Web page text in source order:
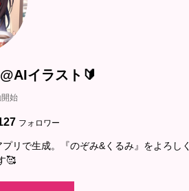
イラスト🔰
始
フォロワー
リで生成。『のぞみ&くるみ』をよろしく
🥰